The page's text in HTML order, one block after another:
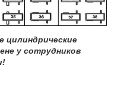
цилиндрические
у сотрудников